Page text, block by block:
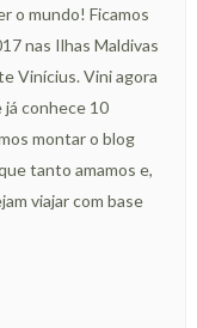
o mundo! Ficamos
nas Ilhas Maldivas
Vinícius. Vini agora
já conhece 10
montar o blog
tanto amamos e,
viajar com base